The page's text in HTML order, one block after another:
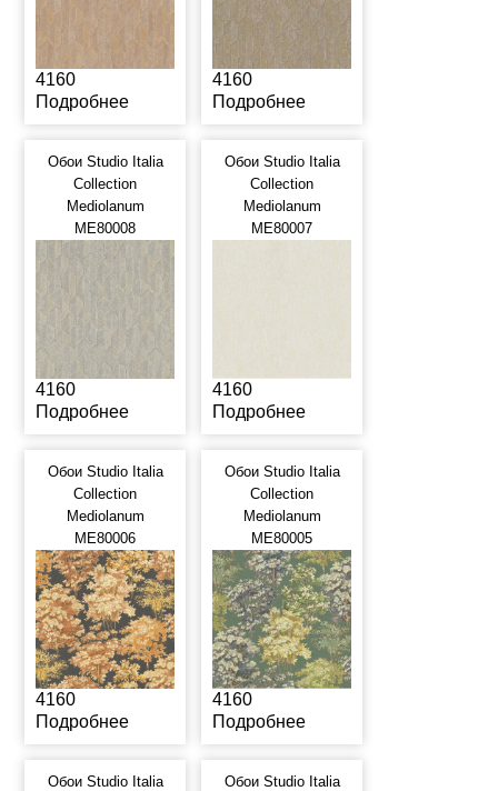
4160
Подробнее
4160
Подробнее
Обои Studio Italia
Collection
Mediolanum
ME80008
4160
Подробнее
Обои Studio Italia
Collection
Mediolanum
ME80007
4160
Подробнее
Обои Studio Italia
Collection
Mediolanum
ME80006
4160
Подробнее
Обои Studio Italia
Collection
Mediolanum
ME80005
4160
Подробнее
Обои Studio Italia
Обои Studio Italia